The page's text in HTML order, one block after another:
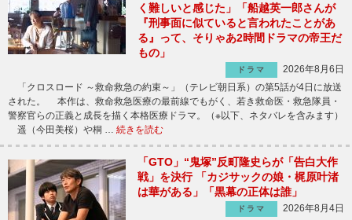
く難しいと感じた」「船越英一郎さんが
『刑事面に似ていると言われたことがあ
る』って、そりゃあ2時間ドラマの帝王だ
もの」
ドラマ
2026年8月6日
「クロスロード ～救命救急の約束～」（テレビ朝日系）の第5話が4日に放送
された。 本作は、救命救急医療の最前線でもがく、若き救命医・救急隊員・
警察官らの正義と成長を描く本格医療ドラマ。（※以下、ネタバレを含みます）
遥（今田美桜）や桐 … 続きを読む
「GTO」“鬼塚”反町隆史らが「告白大作
戦」を決行 「カジサックの娘・梶原叶渚
は華がある」「黒幕の正体は誰」
ドラマ
2026年8月4日